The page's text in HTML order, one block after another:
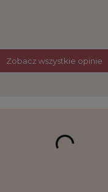
Zobacz wszystkie opinie